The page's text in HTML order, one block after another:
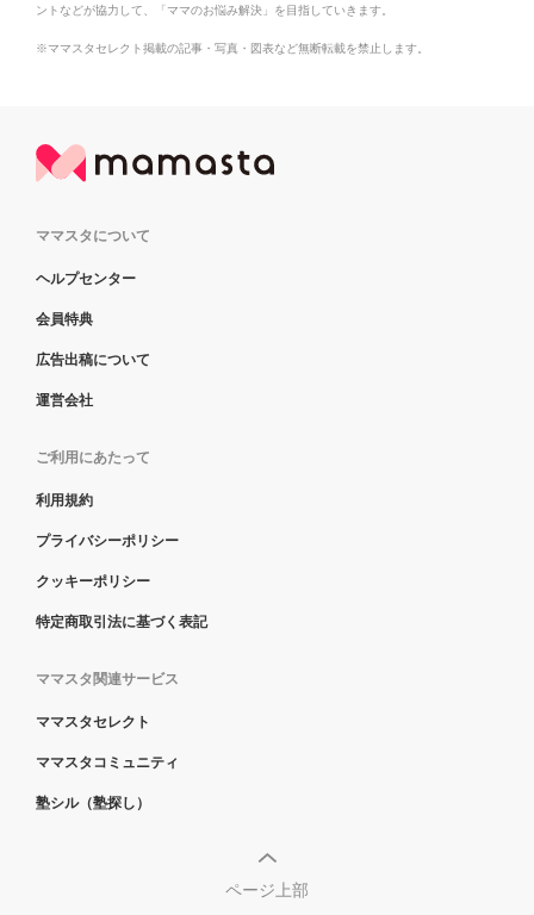
ントなどが協力して、「ママのお悩み解決」を目指していきます。
※ママスタセレクト掲載の記事・写真・図表など無断転載を禁止します。
ママスタについて
ヘルプセンター
会員特典
広告出稿について
運営会社
ご利用にあたって
利用規約
プライバシーポリシー
クッキーポリシー
特定商取引法に基づく表記
ママスタ関連サービス
ママスタセレクト
ママスタコミュニティ
塾シル（塾探し）
ページ上部